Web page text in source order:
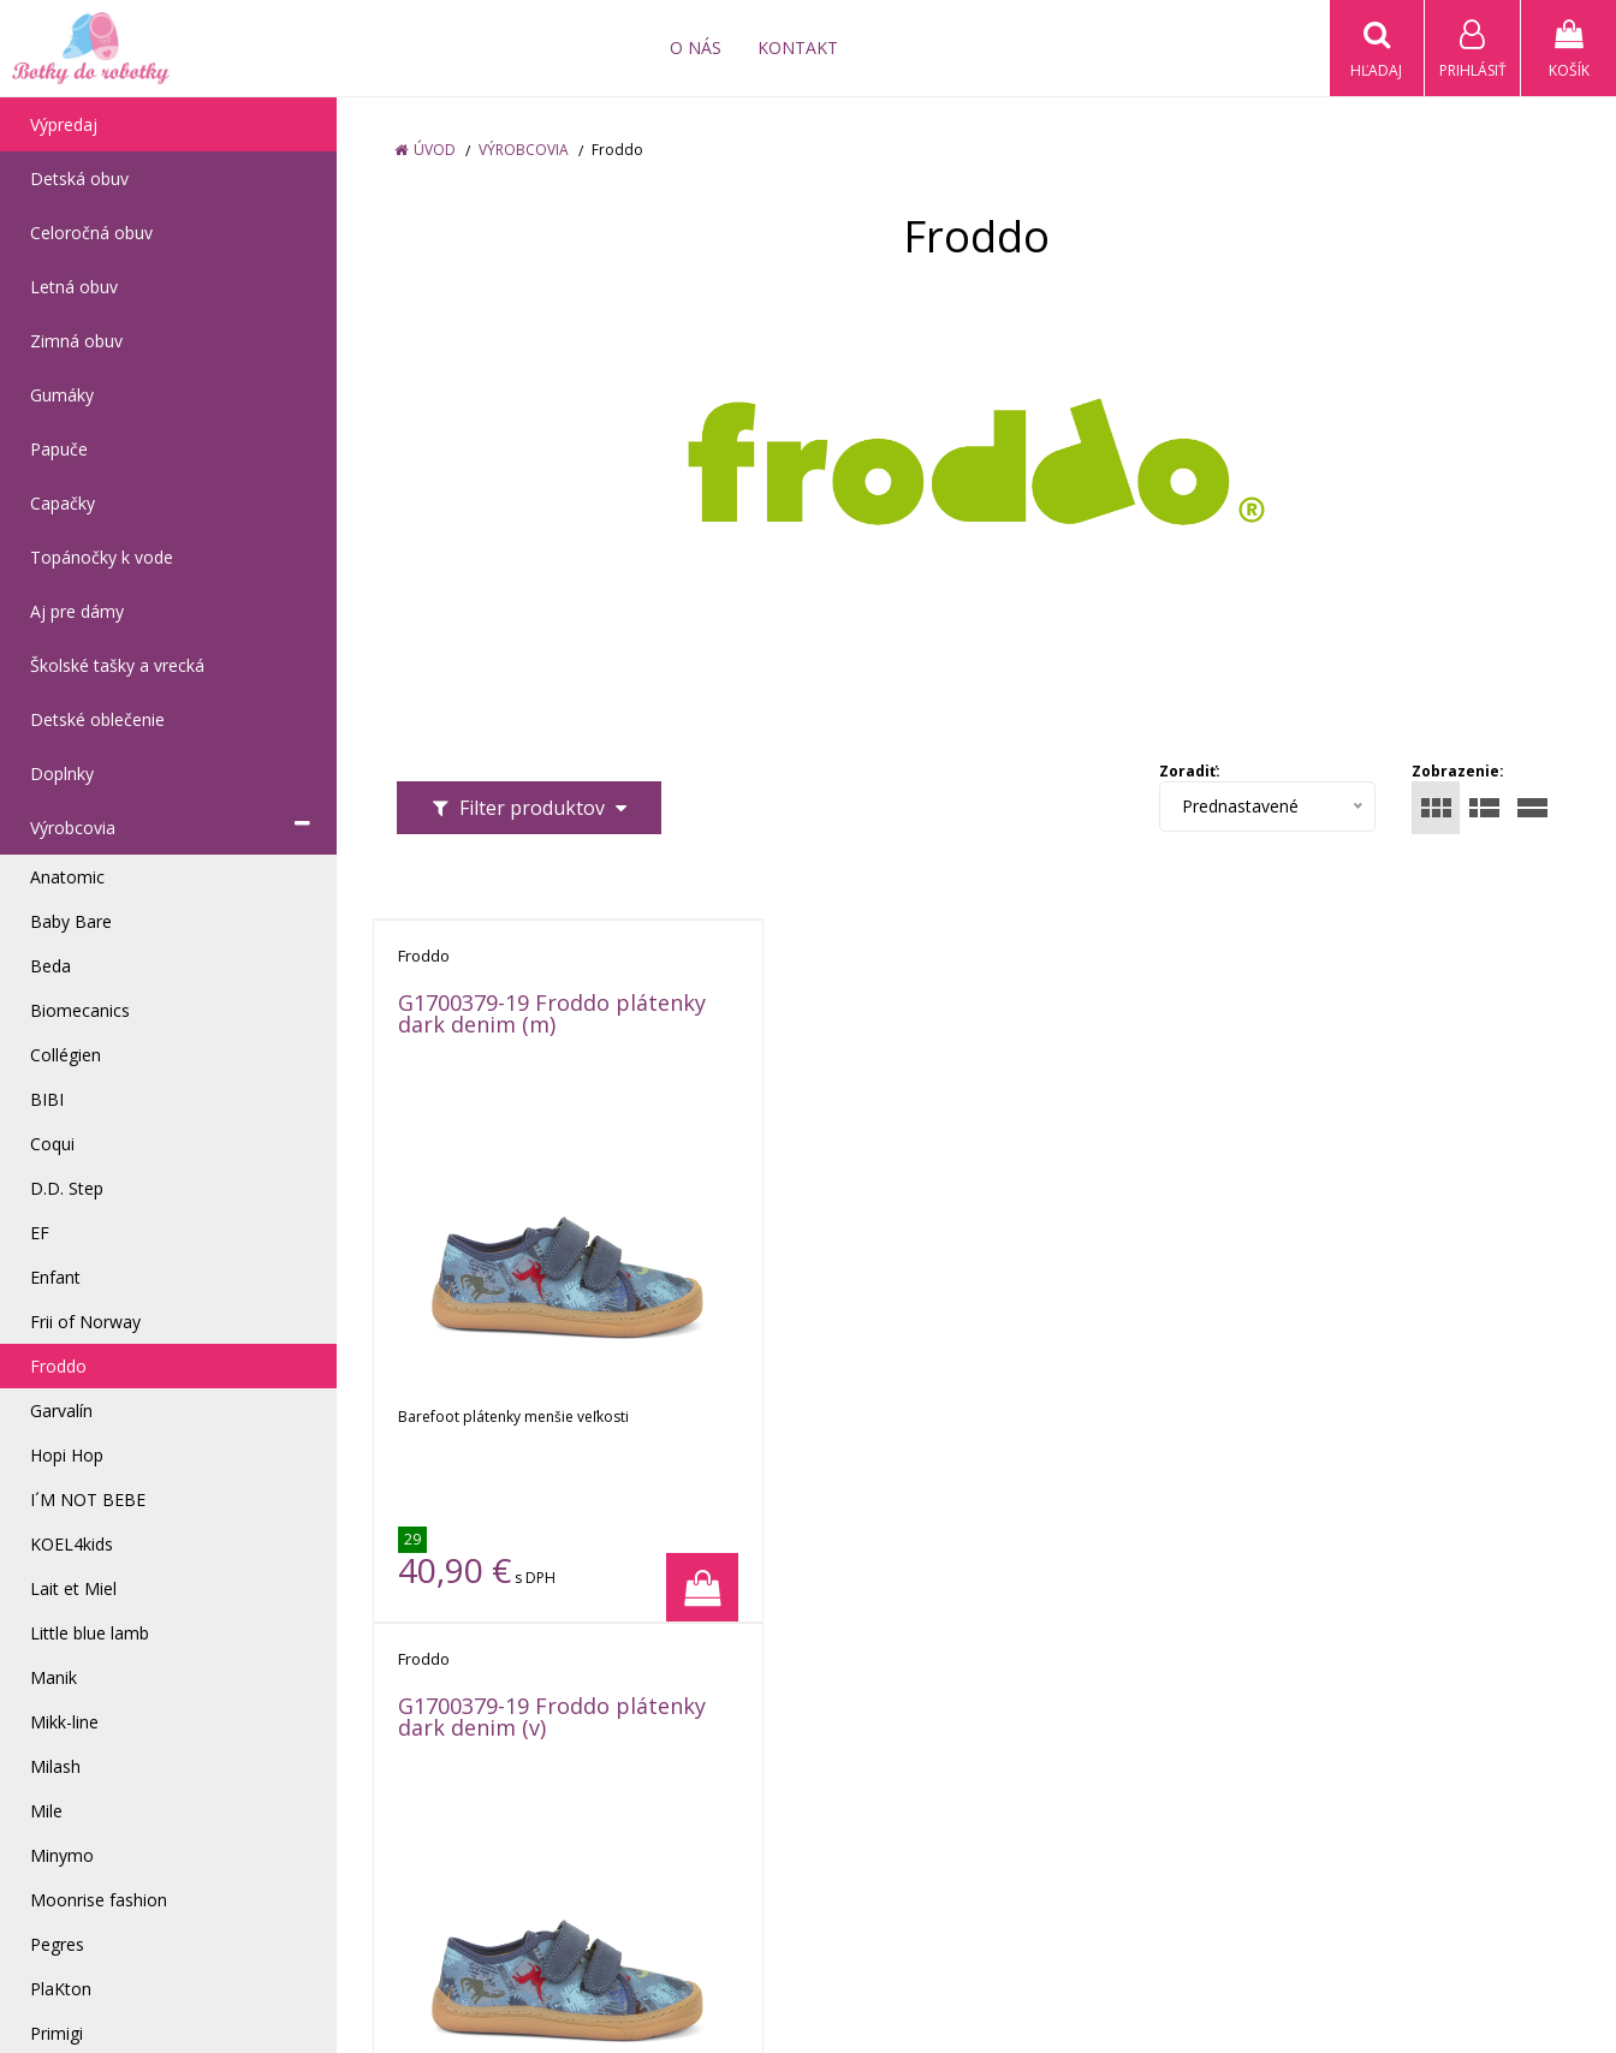
O NÁS KONTAKT
KOŠÍK
PRIHLÁSIŤ
HĽADAJ
Výpredaj
Detská obuv
Celoročná obuv
Letná obuv
Zimná obuv
Gumáky
Papuče
Capačky
Topánočky k vode
Aj pre dámy
Školské tašky a vrecká
Detské oblečenie
Doplnky
Výrobcovia
Anatomic
Baby Bare
Beda
Biomecanics
Collégien
BIBI
Coqui
D.D. Step
EF
Enfant
Frii of Norway
Froddo
Garvalín
Hopi Hop
I´M NOT BEBE
KOEL4kids
Lait et Miel
Little blue lamb
Manik
Mikk-line
Milash
Mile
Minymo
Moonrise fashion
Pegres
PlaKton
Primigi
ÚVOD VÝROBCOVIA Froddo
Froddo
Filter produktov
Zobrazenie:
Zoradiť:
Prednastavené
Froddo
G1700379-19 Froddo plátenky
dark denim (m)
Barefoot plátenky menšie veľkosti
29
40,90 € s DPH
Froddo
G1700379-19 Froddo plátenky
dark denim (v)